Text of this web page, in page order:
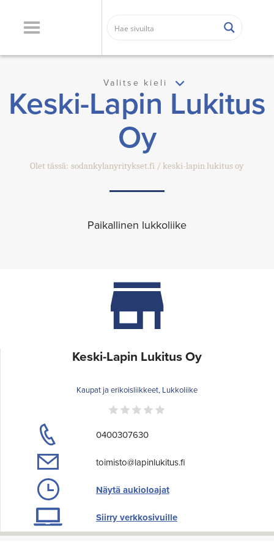
Valitse kieli
Keski-Lapin Lukitus
Oy
Olet tässä: sodankylanyritykset.fi keski-lapin lukitus oy
Paikallinen lukkoliike
Keski-Lapin Lukitus Oy
Kaupat ja erikoisliikkeet, Lukkoliike
0400307630
toimisto@lapinlukitus.fi
Näytä aukioloajat
Siirry verkkosivuille